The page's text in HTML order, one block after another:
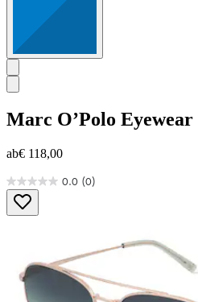
Marc O’Polo Eyewear
ab€ 118,00
0.0 (0)
0.0
von
5